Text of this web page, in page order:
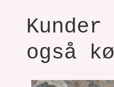
også